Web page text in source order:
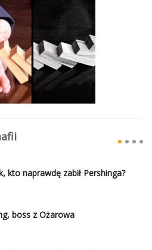
kto naprawdę zabił Pershinga?
boss z Ożarowa